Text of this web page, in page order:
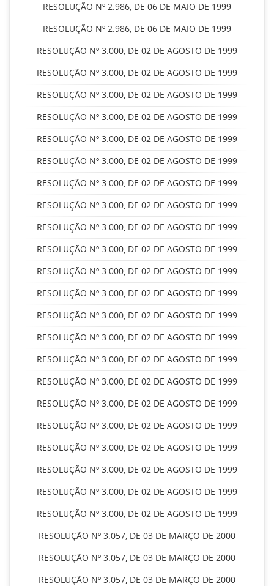
RESOLUÇÃO Nº 2.986, DE 06 DE MAIO DE 1999
RESOLUÇÃO Nº 2.986, DE 06 DE MAIO DE 1999
RESOLUÇÃO Nº 3.000, DE 02 DE AGOSTO DE 1999
RESOLUÇÃO Nº 3.000, DE 02 DE AGOSTO DE 1999
RESOLUÇÃO Nº 3.000, DE 02 DE AGOSTO DE 1999
RESOLUÇÃO Nº 3.000, DE 02 DE AGOSTO DE 1999
RESOLUÇÃO Nº 3.000, DE 02 DE AGOSTO DE 1999
RESOLUÇÃO Nº 3.000, DE 02 DE AGOSTO DE 1999
RESOLUÇÃO Nº 3.000, DE 02 DE AGOSTO DE 1999
RESOLUÇÃO Nº 3.000, DE 02 DE AGOSTO DE 1999
RESOLUÇÃO Nº 3.000, DE 02 DE AGOSTO DE 1999
RESOLUÇÃO Nº 3.000, DE 02 DE AGOSTO DE 1999
RESOLUÇÃO Nº 3.000, DE 02 DE AGOSTO DE 1999
RESOLUÇÃO Nº 3.000, DE 02 DE AGOSTO DE 1999
RESOLUÇÃO Nº 3.000, DE 02 DE AGOSTO DE 1999
RESOLUÇÃO Nº 3.000, DE 02 DE AGOSTO DE 1999
RESOLUÇÃO Nº 3.000, DE 02 DE AGOSTO DE 1999
RESOLUÇÃO Nº 3.000, DE 02 DE AGOSTO DE 1999
RESOLUÇÃO Nº 3.000, DE 02 DE AGOSTO DE 1999
RESOLUÇÃO Nº 3.000, DE 02 DE AGOSTO DE 1999
RESOLUÇÃO Nº 3.000, DE 02 DE AGOSTO DE 1999
RESOLUÇÃO Nº 3.000, DE 02 DE AGOSTO DE 1999
RESOLUÇÃO Nº 3.000, DE 02 DE AGOSTO DE 1999
RESOLUÇÃO Nº 3.000, DE 02 DE AGOSTO DE 1999
RESOLUÇÃO Nº 3.057, DE 03 DE MARÇO DE 2000
RESOLUÇÃO Nº 3.057, DE 03 DE MARÇO DE 2000
RESOLUÇÃO Nº 3.057, DE 03 DE MARÇO DE 2000